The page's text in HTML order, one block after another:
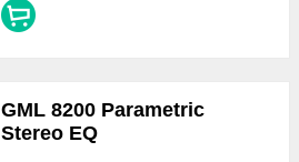
GML 8200 Parametric
Stereo EQ